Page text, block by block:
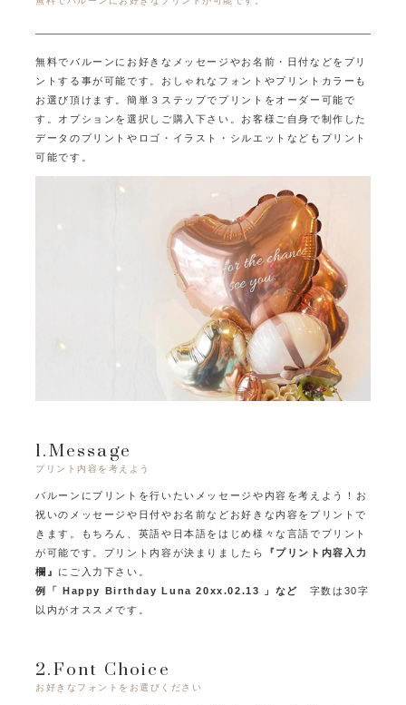
無料でバルーンにお好きなメッセージやお名前・日付などをプリ
ントする事が可能です。 おしゃれなフォントやプリントカラーも
お選び頂けます。簡単３ステップでプリントをオーダー可能で
す。オプションを選択しご購入下さい。 お客様ご自身で制作した
データのプリントやロゴ・イラスト・シルエットなどもプリント
可能です。
1.Message
プリント内容を考えよう
バルーンにプリントを行いたいメッセージや内容を考えよう！
お
祝いのメッセージや日付やお名前などお好きな内容をプリントで
きます。
もちろん、英語や日本語をはじめ様々な言語でプリント
が可能です。 プリント内容が決まりましたら
『プリント内容入力
欄』 にご入力下さい。
例「 Happy Birthday Luna 20xx.02.13 」など 字数は30字
以内がオススメです。
2.Font Choice
お好きなフォントをお選びください